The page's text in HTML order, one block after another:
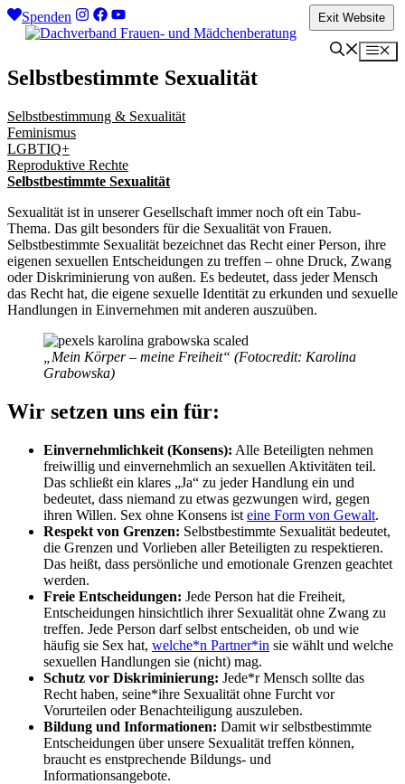
Exit Website
Zum
Inhalt
Spenden
Selbstbestimmte Sexualität
Selbstbestimmung & Sexualität
Feminismus
LGBTIQ+
Reproduktive Rechte
Selbstbestimmte Sexualität
Sexualität ist in unserer Gesellschaft immer noch oft ein Tabu-
Thema. Das gilt besonders für die Sexualität von Frauen.
Selbstbestimmte Sexualität bezeichnet das Recht einer Person, ihre
eigenen sexuellen Entscheidungen zu treffen – ohne Druck, Zwang
oder Diskriminierung von außen. Es bedeutet, dass jeder Mensch
das Recht hat, die eigene sexuelle Identität zu erkunden und sexuelle
Handlungen in Einvernehmen mit anderen auszuüben.
„Mein Körper – meine Freiheit“ (Fotocredit: Karolina
Grabowska)
Wir setzen uns ein für:
Einvernehmlichkeit (Konsens): Alle Beteiligten nehmen
freiwillig und einvernehmlich an sexuellen Aktivitäten teil.
Das schließt ein klares „Ja“ zu jeder Handlung ein und
bedeutet, dass niemand zu etwas gezwungen wird, gegen
ihren Willen. Sex ohne Konsens ist eine Form von Gewalt.
Respekt von Grenzen: Selbstbestimmte Sexualität bedeutet,
die Grenzen und Vorlieben aller Beteiligten zu respektieren.
Das heißt, dass persönliche und emotionale Grenzen geachtet
werden.
Freie Entscheidungen: Jede Person hat die Freiheit,
Entscheidungen hinsichtlich ihrer Sexualität ohne Zwang zu
treffen. Jede Person darf selbst entscheiden, ob und wie
häufig sie Sex hat, welche*n Partner*in sie wählt und welche
sexuellen Handlungen sie (nicht) mag.
Schutz vor Diskriminierung: Jede*r Mensch sollte das
Recht haben, seine*ihre Sexualität ohne Furcht vor
Vorurteilen oder Benachteiligung auszuleben.
Bildung und Informationen: Damit wir selbstbestimmte
Entscheidungen über unsere Sexualität treffen können,
braucht es enstprechende Bildungs- und
Informationsangebote.